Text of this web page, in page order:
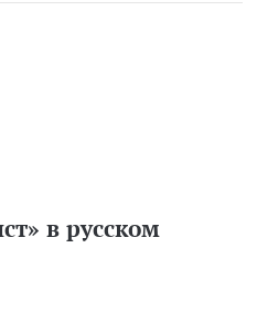
в русском